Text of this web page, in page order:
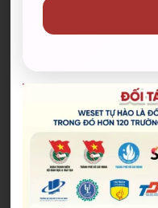
Hy vọng những chia
không còn bỡ ngỡ
bài mẫu
WESET bạn nhé!
Có thể bạn quan
IELTS Writing
dụng